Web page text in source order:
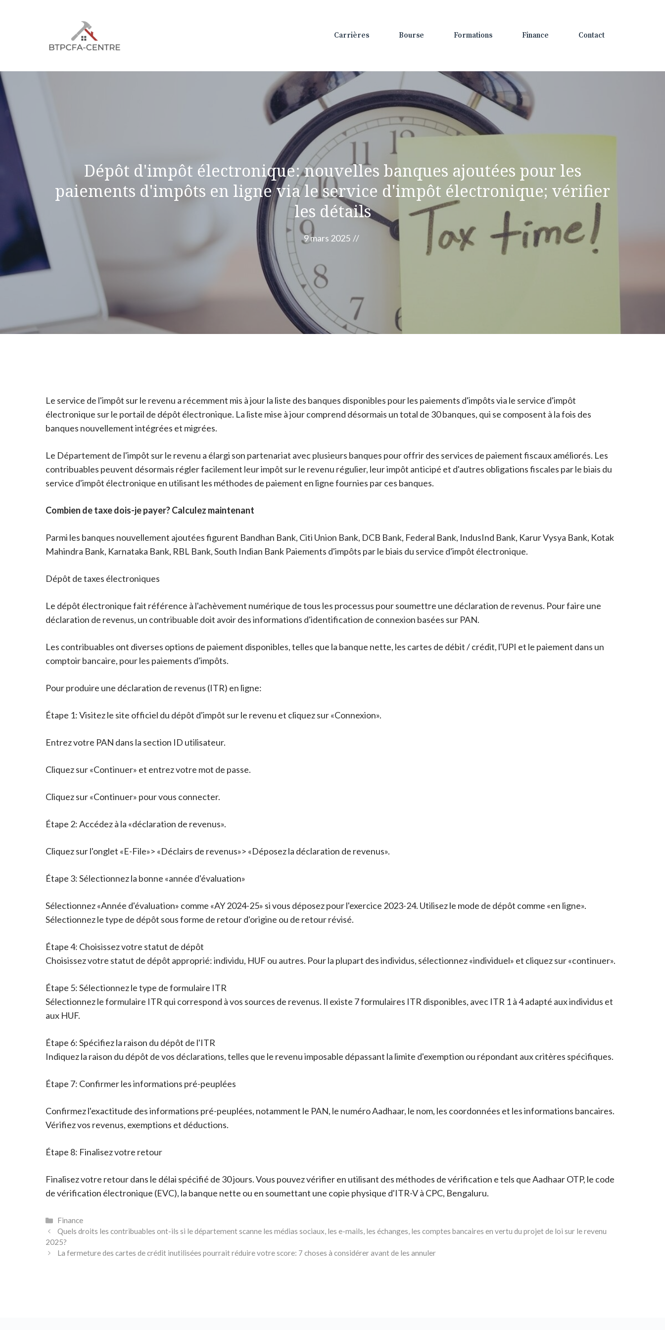
Carrières Bourse Formations Finance Contact
Dépôt d'impôt électronique: nouvelles banques ajoutées pour les
paiements d'impôts en ligne via le service d'impôt électronique; vérifier
les détails
9 mars 2025 //
Le service de l'impôt sur le revenu a récemment mis à jour la liste des banques disponibles pour les paiements d'impôts via le service d'impôt
électronique sur le portail de dépôt électronique. La liste mise à jour comprend désormais un total de 30 banques, qui se composent à la fois des
banques nouvellement intégrées et migrées.
Le Département de l'impôt sur le revenu a élargi son partenariat avec plusieurs banques pour offrir des services de paiement fiscaux améliorés. Les
contribuables peuvent désormais régler facilement leur impôt sur le revenu régulier, leur impôt anticipé et d'autres obligations fiscales par le biais du
service d'impôt électronique en utilisant les méthodes de paiement en ligne fournies par ces banques.
Combien de taxe dois-je payer? Calculez maintenant
Parmi les banques nouvellement ajoutées figurent Bandhan Bank, Citi Union Bank, DCB Bank, Federal Bank, IndusInd Bank, Karur Vysya Bank, Kotak
Mahindra Bank, Karnataka Bank, RBL Bank, South Indian Bank Paiements d'impôts par le biais du service d'impôt électronique.
Dépôt de taxes électroniques
Le dépôt électronique fait référence à l'achèvement numérique de tous les processus pour soumettre une déclaration de revenus. Pour faire une
déclaration de revenus, un contribuable doit avoir des informations d'identification de connexion basées sur PAN.
Les contribuables ont diverses options de paiement disponibles, telles que la banque nette, les cartes de débit / crédit, l'UPI et le paiement dans un
comptoir bancaire, pour les paiements d'impôts.
Pour produire une déclaration de revenus (ITR) en ligne:
Étape 1: Visitez le site officiel du dépôt d'impôt sur le revenu et cliquez sur «Connexion».
Entrez votre PAN dans la section ID utilisateur.
Cliquez sur «Continuer» et entrez votre mot de passe.
Cliquez sur «Continuer» pour vous connecter.
Étape 2: Accédez à la «déclaration de revenus».
Cliquez sur l'onglet «E-File»> «Déclairs de revenus»> «Déposez la déclaration de revenus».
Étape 3: Sélectionnez la bonne «année d'évaluation»
Sélectionnez «Année d'évaluation» comme «AY 2024-25» si vous déposez pour l'exercice 2023-24. Utilisez le mode de dépôt comme «en ligne».
Sélectionnez le type de dépôt sous forme de retour d'origine ou de retour révisé.
Étape 4: Choisissez votre statut de dépôt
Choisissez votre statut de dépôt approprié: individu, HUF ou autres. Pour la plupart des individus, sélectionnez «individuel» et cliquez sur «continuer».
Étape 5: Sélectionnez le type de formulaire ITR
Sélectionnez le formulaire ITR qui correspond à vos sources de revenus. Il existe 7 formulaires ITR disponibles, avec ITR 1 à 4 adapté aux individus et
aux HUF.
Étape 6: Spécifiez la raison du dépôt de l'ITR
Indiquez la raison du dépôt de vos déclarations, telles que le revenu imposable dépassant la limite d'exemption ou répondant aux critères spécifiques.
Étape 7: Confirmer les informations pré-peuplées
Confirmez l'exactitude des informations pré-peuplées, notamment le PAN, le numéro Aadhaar, le nom, les coordonnées et les informations bancaires.
Vérifiez vos revenus, exemptions et déductions.
Étape 8: Finalisez votre retour
Finalisez votre retour dans le délai spécifié de 30 jours. Vous pouvez vérifier en utilisant des méthodes de vérification e tels que Aadhaar OTP, le code
de vérification électronique (EVC), la banque nette ou en soumettant une copie physique d'ITR-V à CPC, Bengaluru.
Catégories
Finance
Quels droits les contribuables ont-ils si le département scanne les médias sociaux, les e-mails, les échanges, les comptes bancaires en vertu du projet de loi sur le revenu
2025?
La fermeture des cartes de crédit inutilisées pourrait réduire votre score: 7 choses à considérer avant de les annuler